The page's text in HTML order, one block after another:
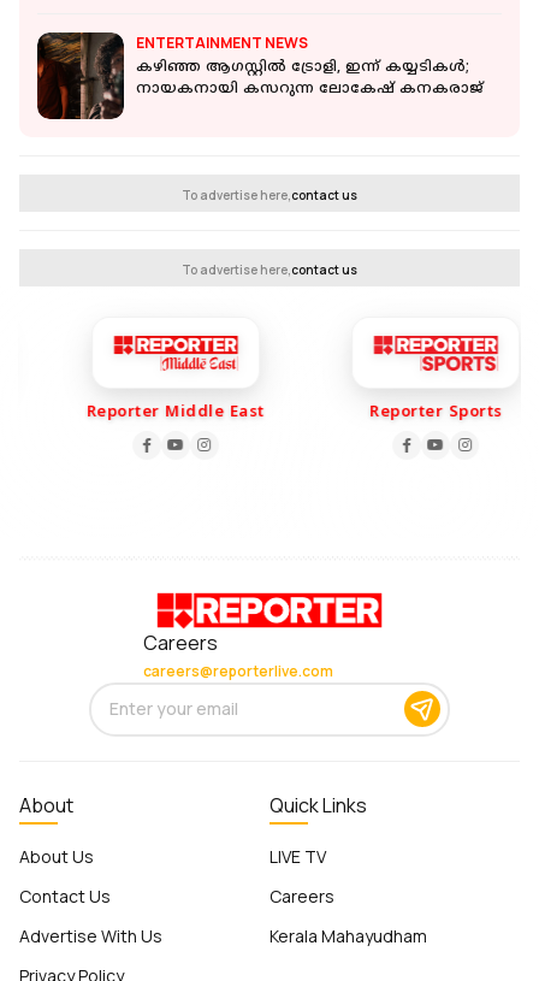
ENTERTAINMENT NEWS
കഴിഞ്ഞ ആഗസ്റ്റിൽ ട്രോളി, ഇന്ന് കയ്യടികൾ;
നായകനായി കസറുന്ന ലോകേഷ് കനകരാജ്
To advertise here,contact us
To advertise here,contact us
Reporter Middle East Reporter Sports
Careers
careers@reporterlive.com
About
About Us
Contact Us
Advertise With Us
Privacy Policy
Quick Links
LIVE TV
Careers
Kerala Mahayudham